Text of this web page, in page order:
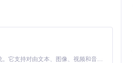
制器会被系统识别为Xbox 360控
MiniMax H3 是一个通用的全模态生成系统。它支持对由文本、图像、视频和音频组成的多模态上下文进行统一理解，并能生成分辨率高达 2K、时长可达 15 秒的带原生立体声音频的视频。得益于面向任务泛化的系统设计，H3 在预训练阶段就已具备广泛的多模态上下文理解与生成能力，能够出色地执行复杂的多模态指令。